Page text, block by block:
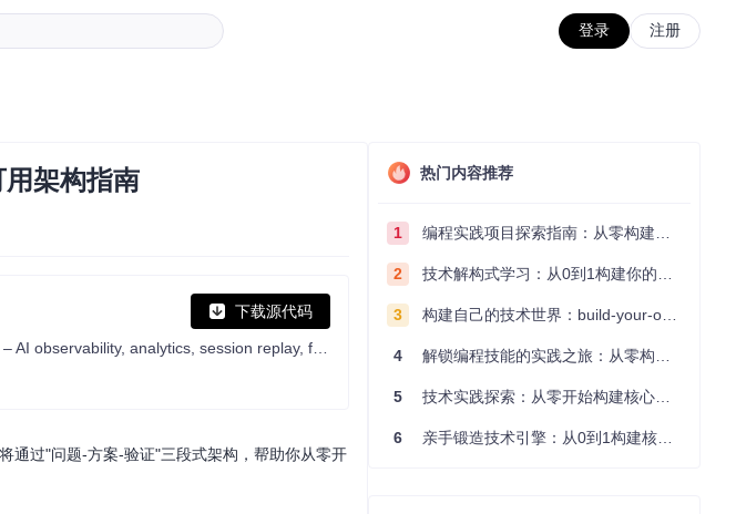
登录 注册
架构指南
下载源代码
通过"问题-方案-验证"三段式架构，帮助你从零开
热门内容推荐
1 编程实践项目探索指南：从零构建技术能力体系
2 技术解构式学习：从0到1构建你的编程知识体系
3 构建自己的技术世界：build-your-own-x项目的实践探索指南
4 解锁编程技能的实践之旅：从零构建你的技术世界
5 技术实践探索：从零开始构建核心系统的实践指南
6 亲手锻造技术引擎：从0到1构建核心系统的实践指南